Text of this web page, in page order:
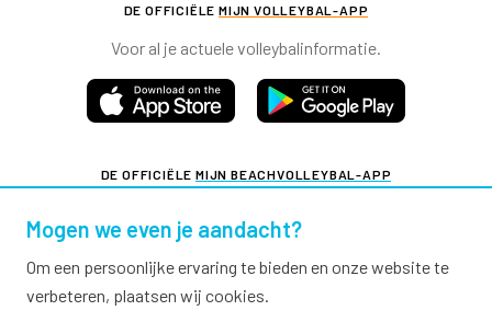
DE OFFICIËLE MIJN VOLLEYBAL-APP
Voor al je actuele volleybalinformatie.
DE OFFICIËLE MIJN BEACHVOLLEYBAL-APP
Mogen we even je aandacht?
Om een persoonlijke ervaring te bieden en onze website te
verbeteren, plaatsen wij cookies.